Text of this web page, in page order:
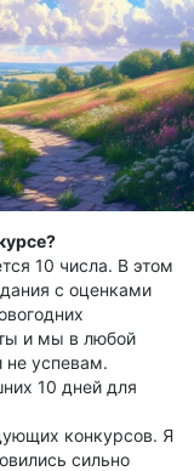
10 числа. В этом
с оценками
и мы в любой
успевам.
10 дней для
конкурсов. Я
сильно